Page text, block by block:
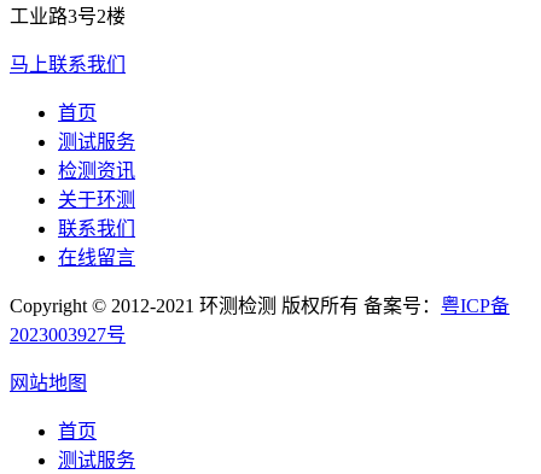
工业路3号2楼
马上联系我们
首页
测试服务
检测资讯
关于环测
联系我们
在线留言
Copyright © 2012-2021 环测检测 版权所有 备案号： 粤ICP备
2023003927号
网站地图
首页
测试服务